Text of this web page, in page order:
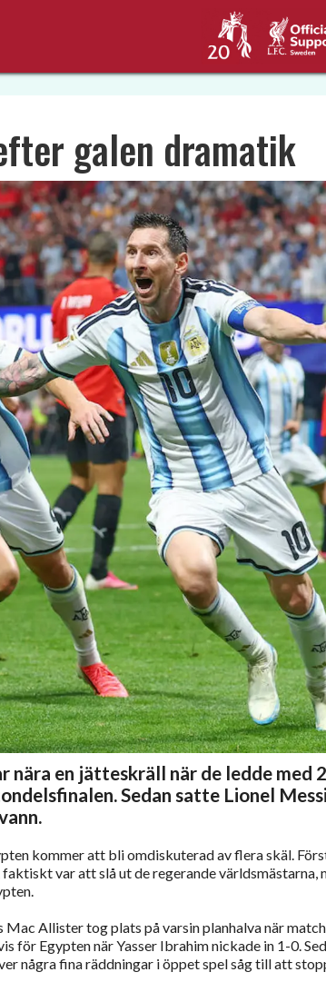
galen dramatik
nära en jätteskräll när de ledde
Sedan satte Lionel
kommer att bli omdiskuterad av flera skäl.
var att slå ut de regerande
Allister tog plats på varsin planhalva när
för Egypten när Yasser Ibrahim nickade in 1-0.
några fina räddningar i öppet spel såg till att